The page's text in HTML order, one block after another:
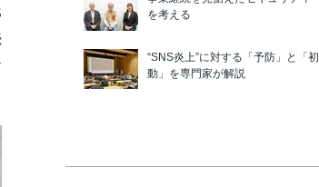
を考える
“SNS炎上”に対する「予防」と「初
動」を専門家が解説